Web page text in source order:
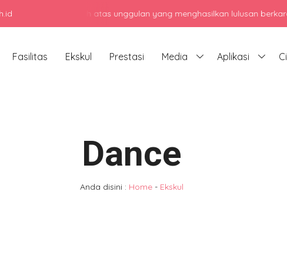
atas unggulan yang menghasilkan lulusan berkarakter,
Fasilitas Ekskul Prestasi Media Aplikasi
Dance
Anda disini : Home - Ekskul